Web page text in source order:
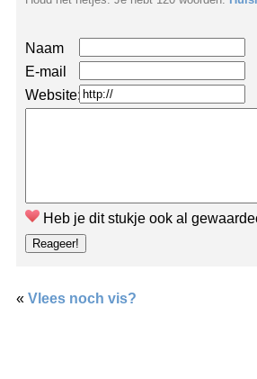
Naam
E-mail
Website:
Heb je dit stukje ook al
« Vlees noch vis?